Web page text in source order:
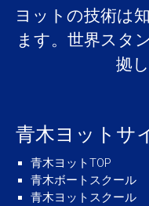
ヨットの技術は
ます。世界スタ
拠
青木ヨットサ
青木ヨットTOP
青木ボートスクール
青木ヨットスクール